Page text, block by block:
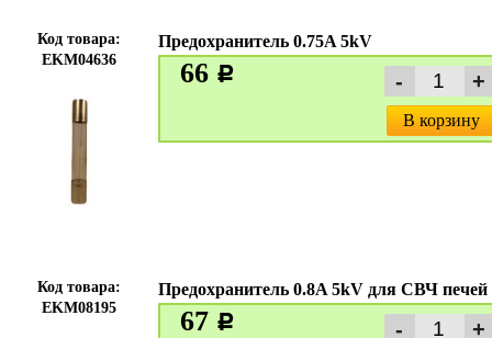
Код товара:
EKM04636
Предохранитель 0.75A 5kV
66 c
В корзину
Код товара:
EKM08195
Предохранитель 0.8A 5kV для СВЧ печей
67 c